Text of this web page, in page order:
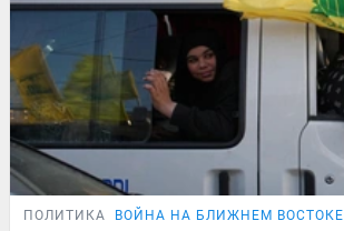
ПОЛИТИКА ВОЙНА НА БЛИЖНЕМ ВОСТОКЕ